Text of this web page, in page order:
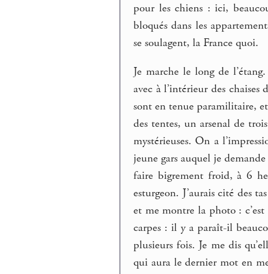
pour les chiens : ici,
bloqués dans les
se soulagent, la France quoi.
Je marche le long de
avec à l’intérieur des
sont en tenue paramilitaire,
des tentes, un arsenal de
mystérieuses. On a
jeune gars auquel je
faire bigrement froid, à 6
esturgeon. J’aurais cité des
et me montre la photo :
carpes : il y a paraît-il
plusieurs fois. Je me dis
qui aura le dernier mot en